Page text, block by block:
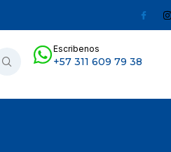
Escribenos
+57 311 609 79 38